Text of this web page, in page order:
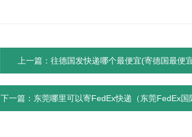
上一篇：往德国发快递哪个最便宜(寄德国最便
下一篇：东莞哪里可以寄FedEx快递（东莞FedEx国